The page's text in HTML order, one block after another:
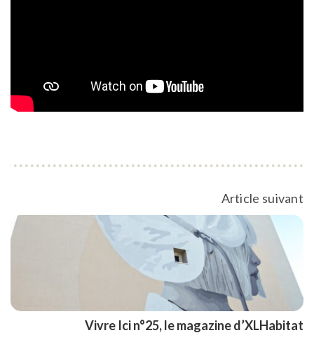
Article suivant
Vivre Ici n°25, le magazine d’XLHabitat